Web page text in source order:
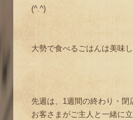
(^.^)
大勢で食べるごはんは美味
先週は、1週間の終わり・閉
お客さまがご主人と一緒に